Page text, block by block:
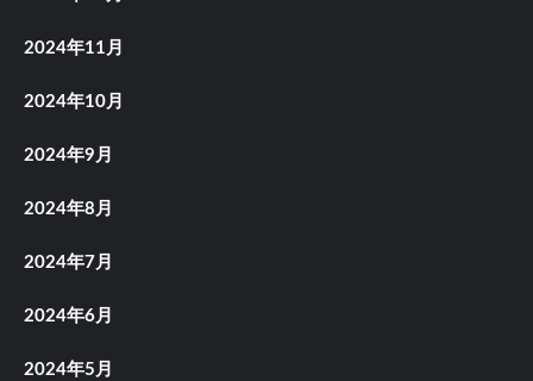
2024年11月
2024年10月
2024年9月
2024年8月
2024年7月
2024年6月
2024年5月